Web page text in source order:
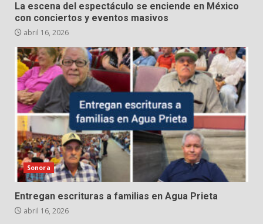
La escena del espectáculo se enciende en México
con conciertos y eventos masivos
abril 16, 2026
Sonora
Entregan escrituras a familias en Agua Prieta
abril 16, 2026